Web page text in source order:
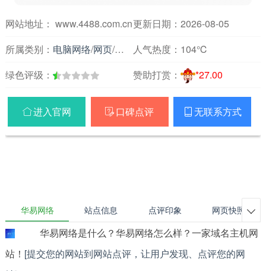
网站地址： www.4488.com.cn更新日期：2026-08-05
所属类别： 电脑网络/网页/域名主机人气热度： 104℃
绿色评级：
赞助打赏： *27.00
进入官网  口碑点评  无联系方式
华易网络 站点信息 点评印象 网页快照 
华易网络是什么？华易网络怎么样？一家域名主机网
站！ [提交您的网站到网站点评，让用户发现、点评您的网